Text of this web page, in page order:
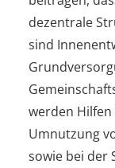
dezentrale
sind
werden
Umnutzung
sowie bei der